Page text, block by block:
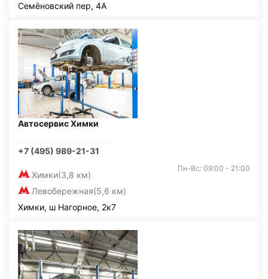
Семёновский пер, 4А
Автосервис Химки
+7 (495) 989-21-31
Химки(3,8 км)
Левобережная(5,6 км)
Пн-Вс: 09:00 - 21:00
Химки, ш Нагорное, 2к7